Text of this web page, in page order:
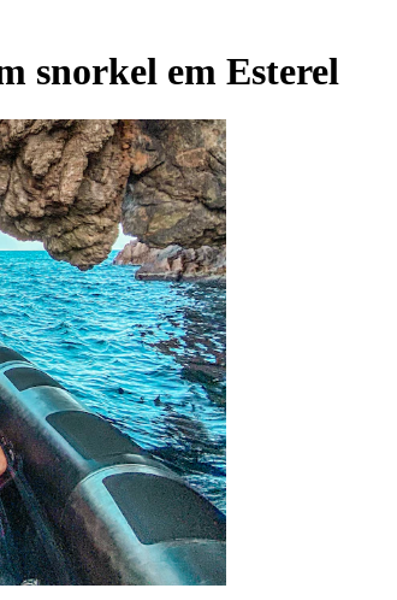
snorkel em Esterel